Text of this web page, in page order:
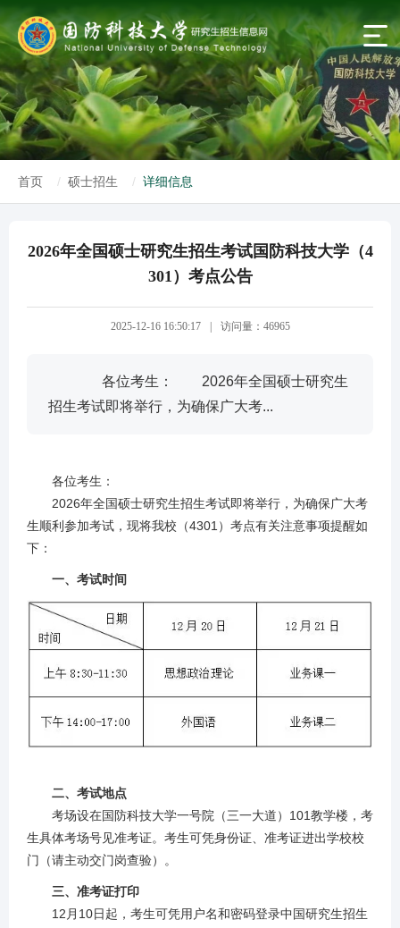
首页 硕士招生 详细信息
2026年全国硕士研究生招生考试国防科技大学（4
301）考点公告
2025-12-16 16:50:17 访问量：46965
各位考生： 2026年全国硕士研究生
招生考试即将举行，为确保广大考...
各位考生：
2026年全国硕士研究生招生考试即将举行，为确保广大考
生顺利参加考试，现将我校（4301）考点有关注意事项提醒如
下：
一、考试时间
二、考试地点
考场设在国防科技大学一号院（三一大道）101教学楼，考
生具体考场号见准考证。考生可凭身份证、准考证进出学校校
门（请主动交门岗查验）。
三、 准考证打印
12月10日起，考生可凭用户名和密码登录中国研究生招生